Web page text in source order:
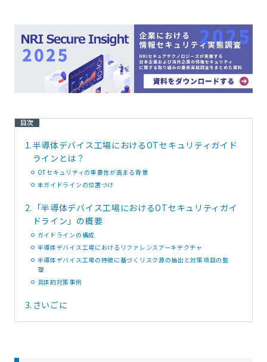
目次
1.半導体デバイス工場におけるOTセキュリティガイド
ラインとは？
OTセキュリティの重要性が高まる背景
本ガイドラインの位置づけ
2. 「半導体デバイス工場におけるOTセキュリティガイ
ドライン」の概要
ガイドラインの構成
半導体デバイス工場におけるリファレンスアーキテクチャ
半導体デバイス工場の特徴に基づくリスク源の抽出と対策項目の整
理
具体的対策事例
3. さいごに